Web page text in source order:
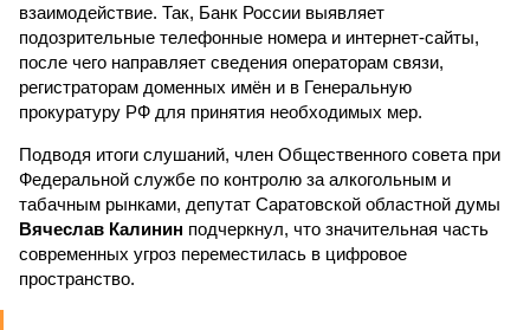
взаимодействие. Так, Банк России выявляет
подозрительные телефонные номера и интернет-сайты,
после чего направляет сведения операторам связи,
регистраторам доменных имён и в Генеральную
прокуратуру РФ для принятия необходимых мер.
Подводя итоги слушаний, член Общественного совета при
Федеральной службе по контролю за алкогольным и
табачным рынками, депутат Саратовской областной думы
Вячеслав Калинин подчеркнул, что значительная часть
современных угроз переместилась в цифровое
пространство.